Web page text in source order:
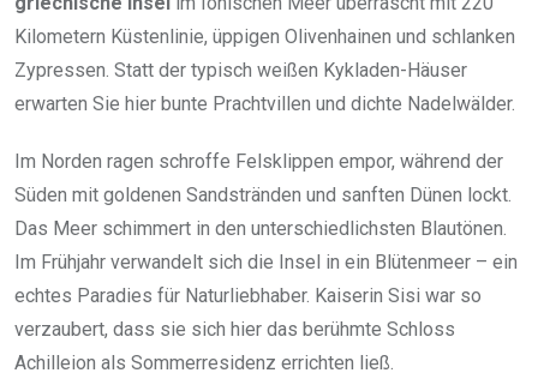
Kilometern Küstenlinie, üppigen Olivenhainen und schlanken
Zypressen. Statt der typisch weißen Kykladen-Häuser
erwarten Sie hier bunte Prachtvillen und dichte Nadelwälder.
Im Norden ragen schroffe Felsklippen empor, während der
Süden mit goldenen Sandstränden und sanften Dünen lockt.
Das Meer schimmert in den unterschiedlichsten Blautönen.
Im Frühjahr verwandelt sich die Insel in ein Blütenmeer – ein
echtes Paradies für Naturliebhaber. Kaiserin Sisi war so
verzaubert, dass sie sich hier das berühmte Schloss
Achilleion als Sommerresidenz errichten ließ.